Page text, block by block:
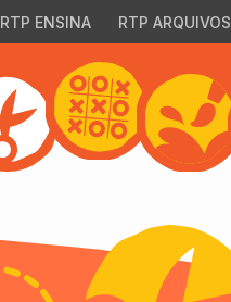
RTP ENSINA RTP ARQUIVOS